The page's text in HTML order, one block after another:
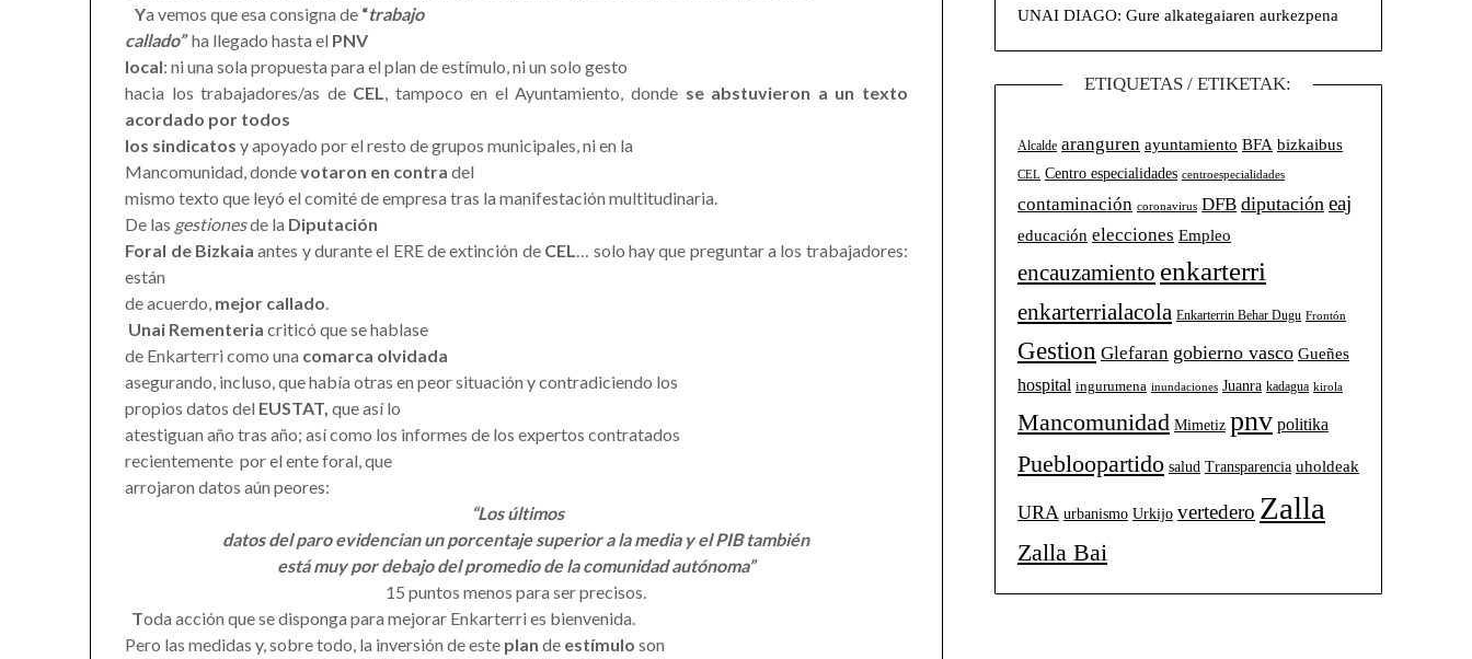
Ya vemos que esa consigna de “trabajo
callado” ha llegado hasta el PNV
local: ni una sola propuesta para el plan de estímulo, ni un solo gesto
hacia los trabajadores/as de CEL, tampoco en el Ayuntamiento, donde se abstuvieron a un texto
acordado por todos
los sindicatos y apoyado por el resto de grupos municipales, ni en la
Mancomunidad, dondevotaron en contradel
mismo texto que leyó el comité de empresa tras la manifestación multitudinaria.
De las gestionesde la Diputación
Foral de Bizkaia antes y durante el ERE de extinción de CEL… solo hay que preguntar a los trabajadores:
están
de acuerdo, mejor callado.
Unai Rementeria criticó que se hablase
de Enkarterri como una comarca olvidada
asegurando, incluso, que había otras en peor situación y contradiciendo los
propios datos del EUSTAT, que así lo
atestiguan año tras año; así como los informes de los expertos contratados
recientemente por el ente foral, que
arrojaron datos aún peores:
“Los últimos
datos del paro evidencian un porcentaje superior a la media y el PIB también
está muy por debajo del promedio de la comunidad autónoma”
15 puntos menos para ser precisos.
Toda acción que se disponga para mejorar Enkarterri es bienvenida.
Pero las medidas y, sobre todo, la inversión de este plan de estímulo son
UNAI DIAGO: Gure alkategaiaren aurkezpena
ETIQUETAS / ETIKETAK:
Alcalde aranguren ayuntamiento BFA bizkaibus
CEL Centro especialidades centroespecialidades
contaminación coronavirus DFB diputación eaj
educación elecciones Empleo
encauzamiento enkarterri
enkarterrialacola Enkarterrin Behar Dugu Frontón
Gestion Glefaran gobierno vasco Gueñes
hospital ingurumena inundaciones Juanra kadagua kirola
Mancomunidad Mimetiz pnv politika
Puebloopartido salud Transparencia uholdeak
URA urbanismo Urkijo vertedero Zalla
Zalla Bai